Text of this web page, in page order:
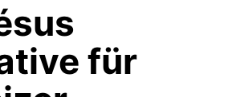
für